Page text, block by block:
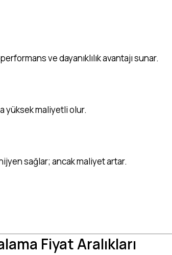
ve dayanıklılık avantajı sunar.
yüksek maliyetli olur.
sağlar; ancak maliyet artar.
Fiyat Aralıkları